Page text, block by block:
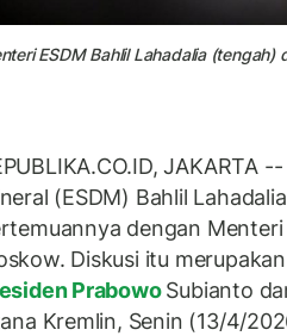
ESDM Bahlil Lahadalia
JAKARTA
(ESDM) Bahlil
dengan Menteri
Diskusi itu
PrabowoSubianto
Kremlin, Senin (13/4/